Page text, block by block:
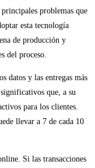
problemas que
esta tecnología
de producción y
del proceso.
datos y las entregas más
que, a su
para los clientes.
llevar a 7 de cada 10
Si las transacciones